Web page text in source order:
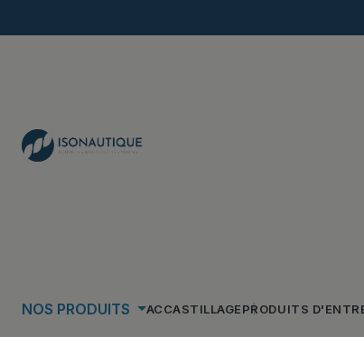
NOS PRODUITS ACCASTILLAGEPRODUITS